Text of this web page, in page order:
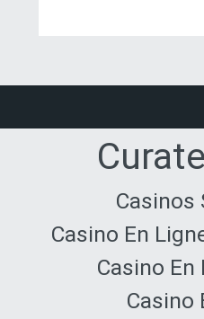
Casinos
Casino En
Casino En
Casino